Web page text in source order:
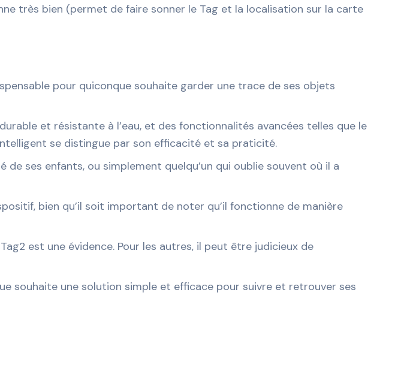
très bien (permet de faire sonner le Tag et la localisation sur la carte
pour quiconque souhaite garder une trace de ses objets
et résistante à l’eau, et des fonctionnalités avancées telles que le
se distingue par son efficacité et sa praticité.
ses enfants, ou simplement quelqu’un qui oublie souvent où il a
bien qu’il soit important de noter qu’il fonctionne de manière
est une évidence. Pour les autres, il peut être judicieux de
souhaite une solution simple et efficace pour suivre et retrouver ses